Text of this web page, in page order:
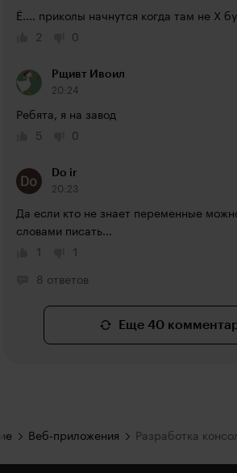
Ё.... приколы начнутся когда там не Х
2
0
Рщивт Ивоил
20:24
Ребята, я на завод
5
0
Do ir
20:23
Да если кто не знает переменные
словами писать...
1
1
8 ответов
Еще 40
Веб-приложения